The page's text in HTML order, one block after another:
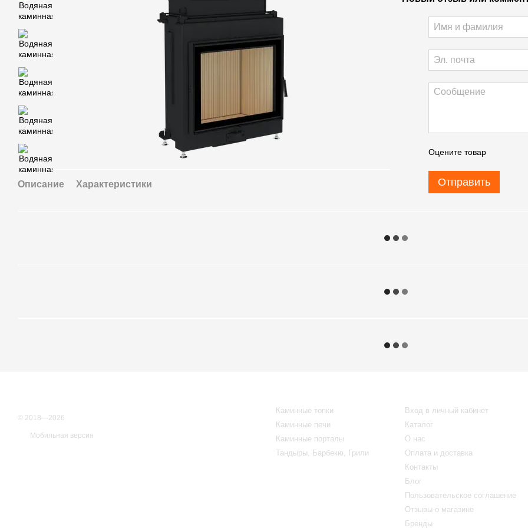
Описание Характеристики
Оцените товар
Отправить
© 2018—2026
Мобильная версия
Каминные топки
Каминные печи
Каминные порталы
Тандыры, Барбекю, Грили
Вход в личный кабинет
Каталог
О нас
Оплата и доставка
Контакты
Блог
Пользовательское соглашение
Отзывы о магазине
Бренды